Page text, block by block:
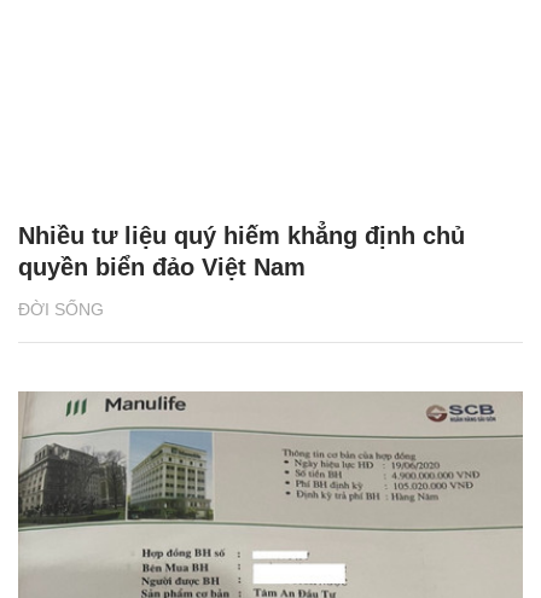
ĐỜI SỐNG
Nhiều tư liệu quý hiếm khẳng định chủ
quyền biển đảo Việt Nam